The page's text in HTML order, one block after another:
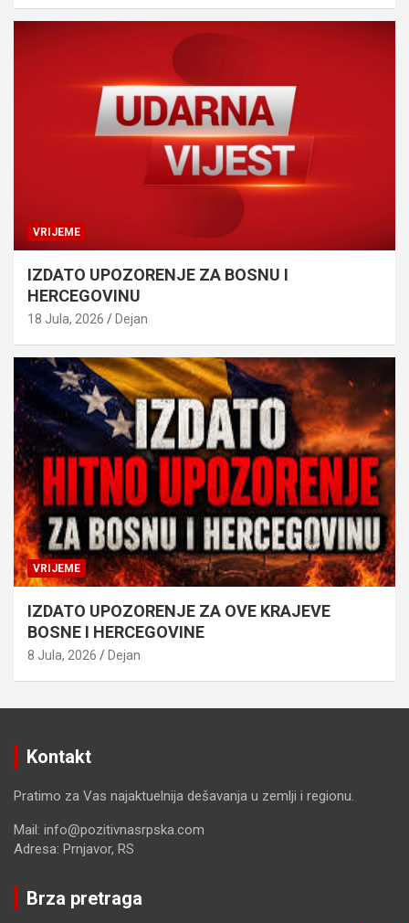
VRIJEME
IZDATO UPOZORENJE ZA BOSNU I
HERCEGOVINU
18 Jula, 2026 Dejan
VRIJEME
IZDATO UPOZORENJE ZA OVE KRAJEVE
BOSNE I HERCEGOVINE
8 Jula, 2026 Dejan
Kontakt
Pratimo za Vas najaktuelnija dešavanja u zemlji i regionu.
Mail: info@pozitivnasrpska.com
Adresa: Prnjavor, RS
Brza pretraga